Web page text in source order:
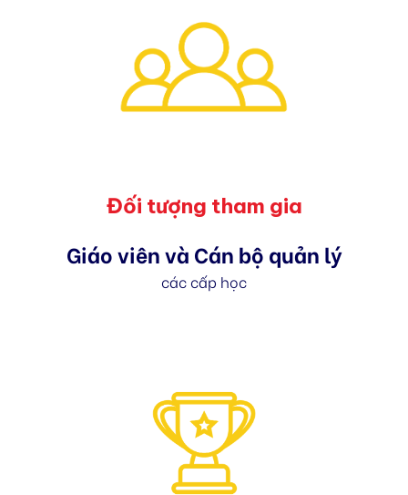
Đối tượng tham gia
Giáo viên và Cán bộ quản lý
các cấp học